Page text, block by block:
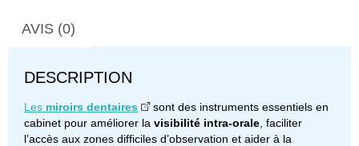
AVIS (0)
DESCRIPTION
Les miroirs dentaires
sont des instruments essentiels en
cabinet pour améliorer la visibilité intra-orale , faciliter
l’accès aux zones difficiles d’observation et aider à la